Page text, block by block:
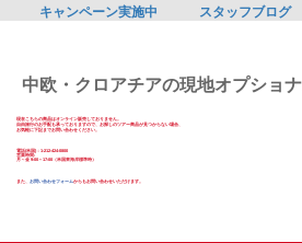
キャンペーン実施中 スタッフブログ
中欧・クロアチアの現地オプショ
現在こちらの商品はオンライン販売しておりません。
自由旅行のお手配も承っておりますので、お探しのツアー商品が見つからない場合、
お気軽に下記までお問い合わせください。
電話(米国)：1-212-424-0800
営業時間:
月～金 9:00～17:00（米国東海岸標準時）
また、 お問い合わせフォームからもお問い合わせいただけます。